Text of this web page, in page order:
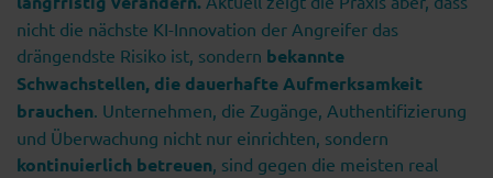
nicht die nächste KI-Innovation der Angreifer das
drängendste Risiko ist, sondern bekannte
Schwachstellen, die dauerhafte Aufmerksamkeit
brauchen. Unternehmen, die Zugänge, Authentifizierung
und Überwachung nicht nur einrichten, sondern
kontinuierlich betreuen, sind gegen die meisten real